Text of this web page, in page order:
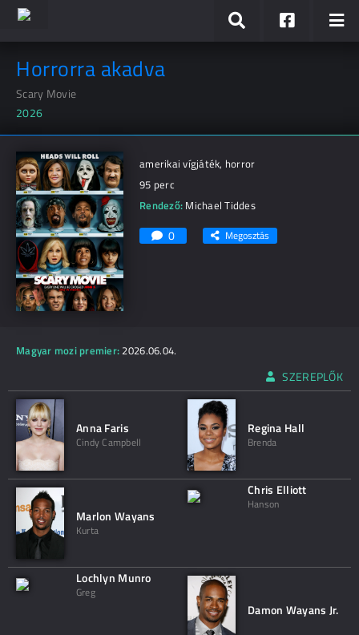
Horrorra akadva
Scary Movie
2026
amerikai vígjáték, horror
95 perc
Rendező: Michael Tiddes
0 Megosztás
Magyar mozi premier: 2026.06.04.
SZEREPLŐK
Anna Faris
Cindy Campbell
Regina Hall
Brenda
Marlon Wayans
Kurta
Chris Elliott
Hanson
Lochlyn Munro
Greg
Damon Wayans Jr.